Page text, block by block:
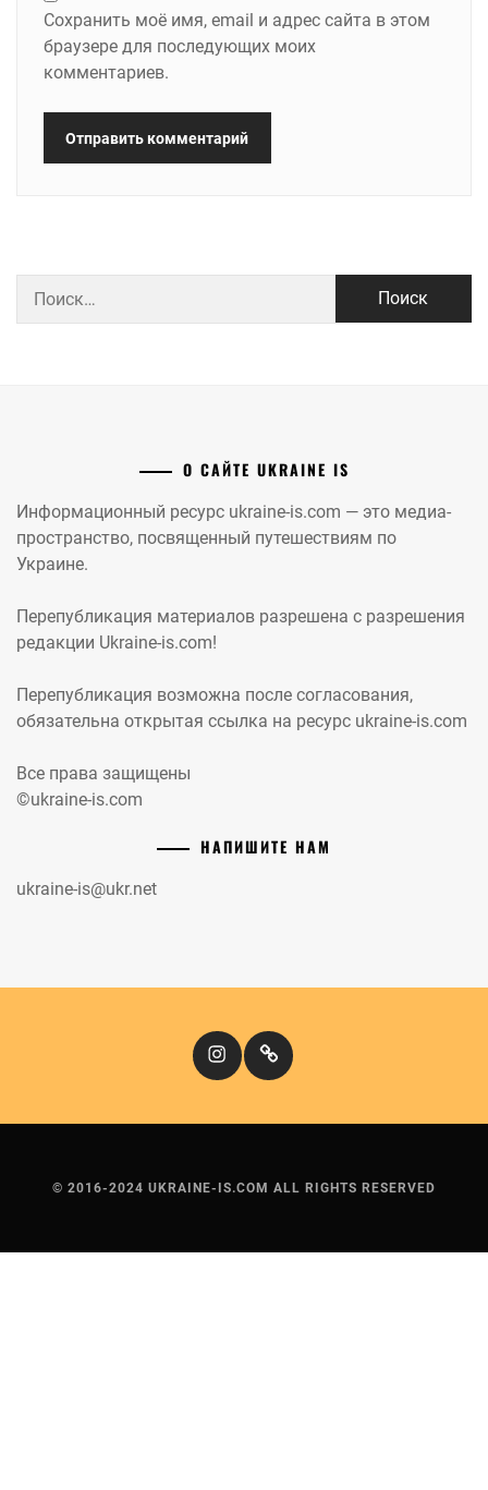
Сохранить моё имя, email и адрес сайта в этом
браузере для последующих моих
комментариев.
О САЙТЕ UKRAINE IS
Информационный ресурс ukraine-is.com — это медиа-
пространство, посвященный путешествиям по
Украине.
Перепубликация материалов разрешена с разрешения
редакции Ukraine-is.com!
Перепубликация возможна после согласования,
обязательна открытая ссылка на ресурс ukraine-is.com
Все права защищены
©ukraine-is.com
НАПИШИТЕ НАМ
ukraine-is@ukr.net
InstagramКіномандри
© 2016-2024 UKRAINE-IS.COM ALL RIGHTS RESERVED